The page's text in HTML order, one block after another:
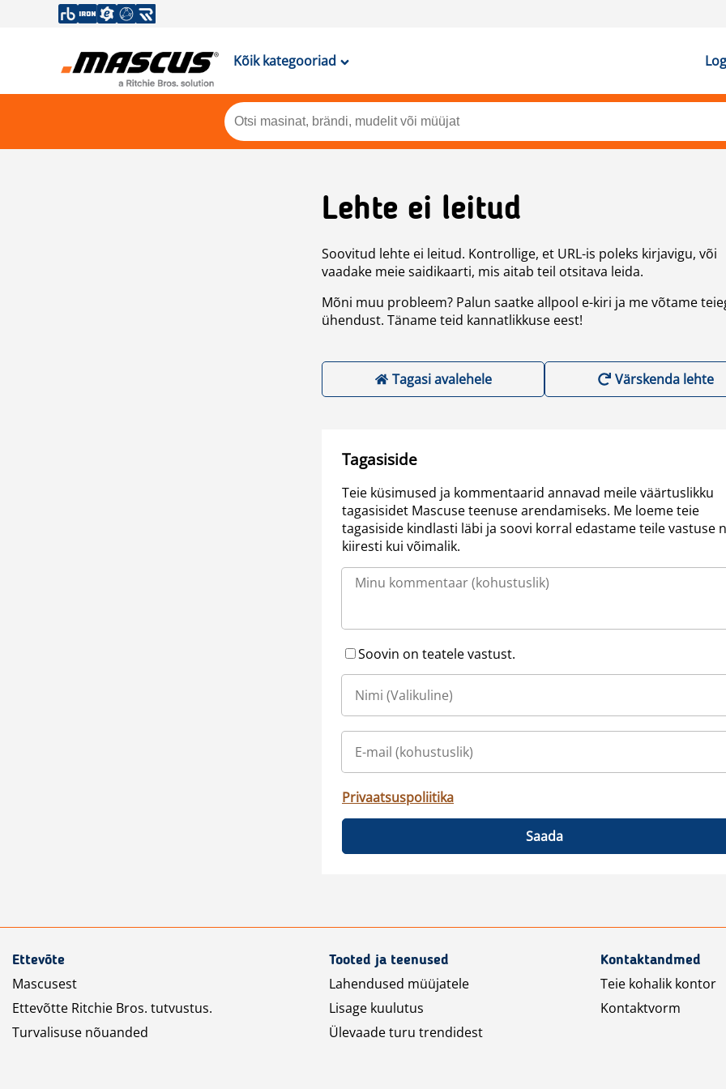
Kõik kategooriad
Lehte ei leitud
Soovitud lehte ei leitud. Kontrollige, et URL-is poleks kirjavigu, või
vaadake meie saidikaarti, mis aitab teil otsitava leida.
Mõni muu probleem? Palun saatke allpool e-kiri ja me võtame
ühendust. Täname teid kannatlikkuse eest!
Tagasi avalehele Värskenda lehte
Tagasiside
Teie küsimused ja kommentaarid annavad meile väärtuslikku
tagasisidet Mascuse teenuse arendamiseks. Me loeme teie
tagasiside kindlasti läbi ja soovi korral edastame teile vastuse
kiiresti kui võimalik.
Soovin on teatele vastust.
Privaatsuspoliitika
Saada
Ettevõte
Mascusest
Ettevõtte Ritchie Bros. tutvustus.
Turvalisuse nõuanded
Tooted ja teenused
Lahendused müüjatele
Lisage kuulutus
Ülevaade turu trendidest
Kontaktandmed
Teie kohalik kontor
Kontaktvorm